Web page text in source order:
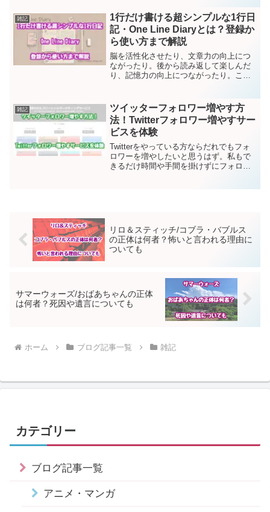
います。そんなメダカの魅力を身近に感
じられるのが、メダカ...
雑記
1行だけ書ける超シンプルな1行日
記・One Line Diaryとは？登録か
ら使い方まで解説
脳を活性化させたり、文章力の向上につ
ながったり。後から読み返して楽しんだ
り、記憶力の向上につながったり。こん
ら、書くと決めたら無理せず毎日続けた
いものですよね。でもいざ...
雑記
ツイッターフォロワー増やす方
法！Twitterフォロワー増やすサー
ビスを体験
Twitterをやっている方ならだれでもフォ
ロワーを増やしたいと思うはず。私もで
きるだけ時間や手間を掛けずにフォロワ
リロ＆スティッチ/コブラ・バブルス
の正体は何者？怖いと言われる理由に
ついても
サマーウォーズ/おばあちゃんの正体
は何者？死因や遺言についても
ホーム ブログ記事一覧 雑記
カテゴリー
ブログ記事一覧
アニメ・マンガ